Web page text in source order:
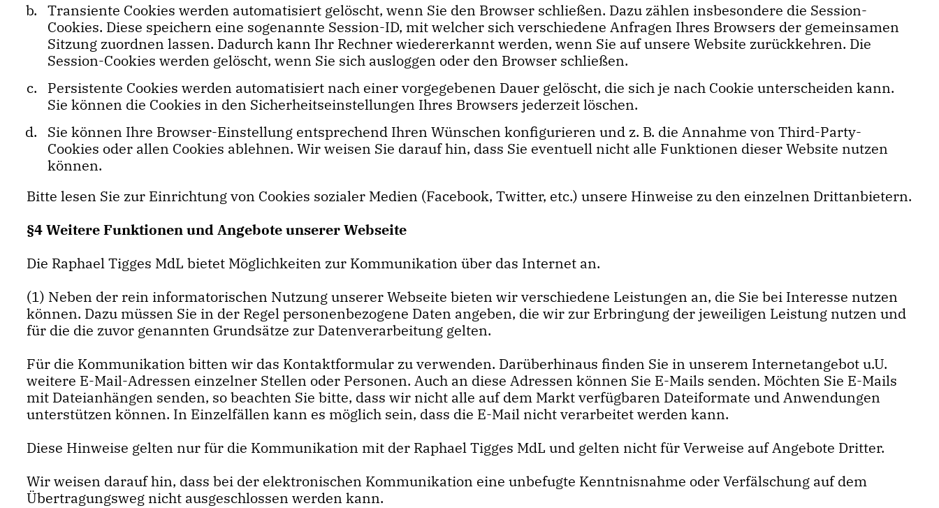
Transiente Cookies werden automatisiert gelöscht, wenn Sie den Browser schließen. Dazu zählen insbesondere die Session-
Cookies. Diese speichern eine sogenannte Session-ID, mit welcher sich verschiedene Anfragen Ihres Browsers der gemeinsamen
Sitzung zuordnen lassen. Dadurch kann Ihr Rechner wiedererkannt werden, wenn Sie auf unsere Website zurückkehren. Die
Session-Cookies werden gelöscht, wenn Sie sich ausloggen oder den Browser schließen.
Persistente Cookies werden automatisiert nach einer vorgegebenen Dauer gelöscht, die sich je nach Cookie unterscheiden kann.
Sie können die Cookies in den Sicherheitseinstellungen Ihres Browsers jederzeit löschen.
Sie können Ihre Browser-Einstellung entsprechend Ihren Wünschen konfigurieren und z. B. die Annahme von Third-Party-
Cookies oder allen Cookies ablehnen. Wir weisen Sie darauf hin, dass Sie eventuell nicht alle Funktionen dieser Website nutzen
können.
Bitte lesen Sie zur Einrichtung von Cookies sozialer Medien (Facebook, Twitter, etc.) unsere Hinweise zu den einzelnen Drittanbietern.
§4 Weitere Funktionen und Angebote unserer Webseite
Die Raphael Tigges MdL bietet Möglichkeiten zur Kommunikation über das Internet an.
(1) Neben der rein informatorischen Nutzung unserer Webseite bieten wir verschiedene Leistungen an, die Sie bei Interesse nutzen
können. Dazu müssen Sie in der Regel personenbezogene Daten angeben, die wir zur Erbringung der jeweiligen Leistung nutzen und
für die die zuvor genannten Grundsätze zur Datenverarbeitung gelten.
Für die Kommunikation bitten wir das Kontaktformular zu verwenden. Darüberhinaus finden Sie in unserem Internetangebot u.U.
weitere E-Mail-Adressen einzelner Stellen oder Personen. Auch an diese Adressen können Sie E-Mails senden. Möchten Sie E-Mails
mit Dateianhängen senden, so beachten Sie bitte, dass wir nicht alle auf dem Markt verfügbaren Dateiformate und Anwendungen
unterstützen können. In Einzelfällen kann es möglich sein, dass die E-Mail nicht verarbeitet werden kann.
Diese Hinweise gelten nur für die Kommunikation mit der Raphael Tigges MdL und gelten nicht für Verweise auf Angebote Dritter.
Wir weisen darauf hin, dass bei der elektronischen Kommunikation eine unbefugte Kenntnisnahme oder Verfälschung auf dem
Übertragungsweg nicht ausgeschlossen werden kann.